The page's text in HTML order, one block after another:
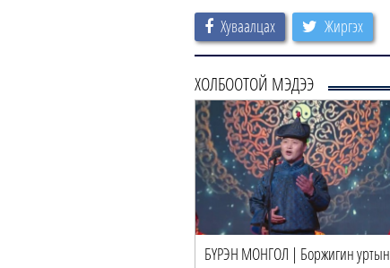
Хуваалцах Жиргэх
ХОЛБООТОЙ МЭДЭЭ
БҮРЭН МОНГОЛ | Боржигин уртын